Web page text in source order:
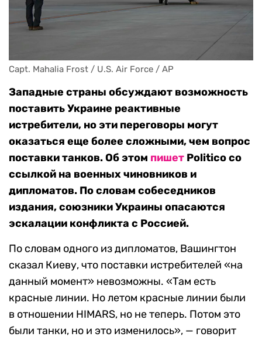
Capt. Mahalia Frost / U.S. Air Force / AP
Западные страны обсуждают возможность
поставить Украине реактивные
истребители, но эти переговоры могут
оказаться еще более сложными, чем вопрос
поставки танков. Об этом пишет Politico со
ссылкой на военных чиновников и
дипломатов. По словам собеседников
издания, союзники Украины опасаются
эскалации конфликта с Россией.
По словам одного из дипломатов, Вашингтон
сказал Киеву, что поставки истребителей «на
данный момент» невозможны. «Там есть
красные линии. Но летом красные линии были
в отношении HIMARS, но не теперь. Потом это
были танки, но и это изменилось», — говорит